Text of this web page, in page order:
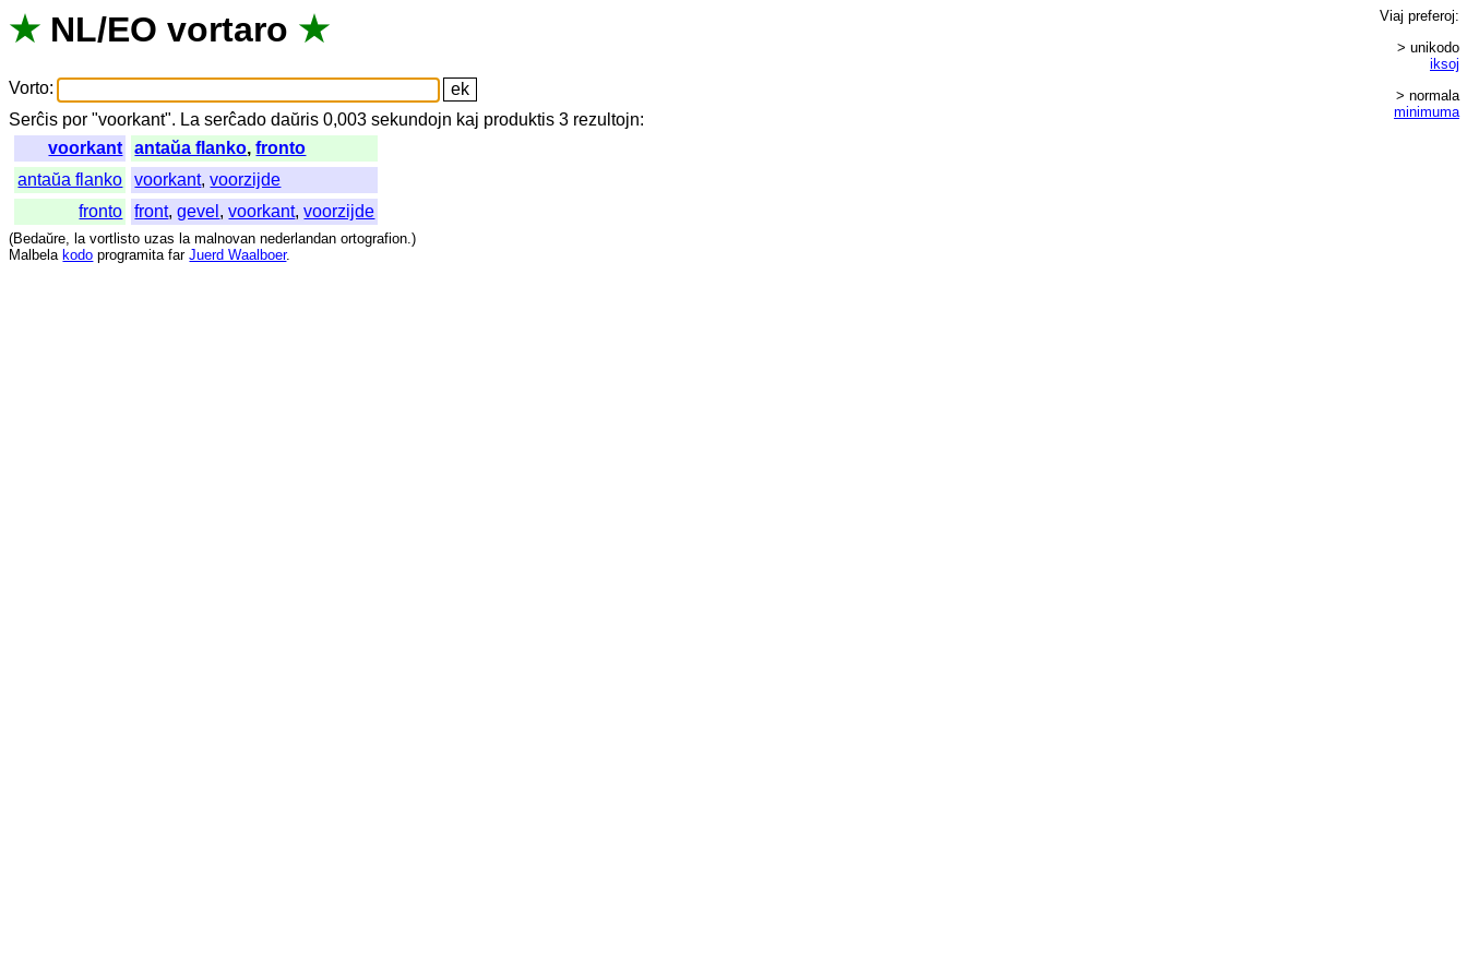
★ NL/EO vortaro ★
Vorto:
Serĉis por "voorkant". La serĉado daŭris 0,003sekundojn kaj produktis 3 rezultojn:
voorkant
antaŭa flanko,fronto
antaŭa flanko
voorkant,voorzijde
fronto
front,gevel ,voorkant,voorzijde
Viaj preferoj:
> unikodo
iksoj
> normala
minimuma
(Bedaŭre, la vortlisto uzas la malnovan nederlandan ortografion.)
Malbela kodo programita far Juerd Waalboer.